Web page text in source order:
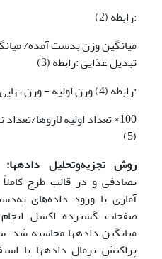
:رابطه (2)
میانگین وزن بدست آمده/
تبدیل غذایی :رابطه (3)
:رابطه (4) وزن اولیه - وزن نهایی = افزایش وزن بدن
100× تعداد اولیه لاروها/
(5)
روش تجزیه‌وتحلیل
تصادفی و در قالب طرح
آﻣﺎری ﺑﺎ ورود داده­ﻫﺎی
ﺻﻔﺤﺎت ﮔﺴﺘﺮده اﮐﺴﻞ